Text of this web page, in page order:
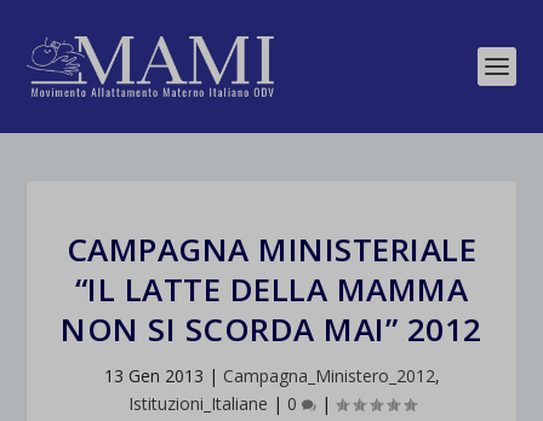
CAMPAGNA MINISTERIALE
“IL LATTE DELLA MAMMA
NON SI SCORDA MAI” 2012
13 Gen 2013 | Campagna_Ministero_2012,
Istituzioni_Italiane | 0 |